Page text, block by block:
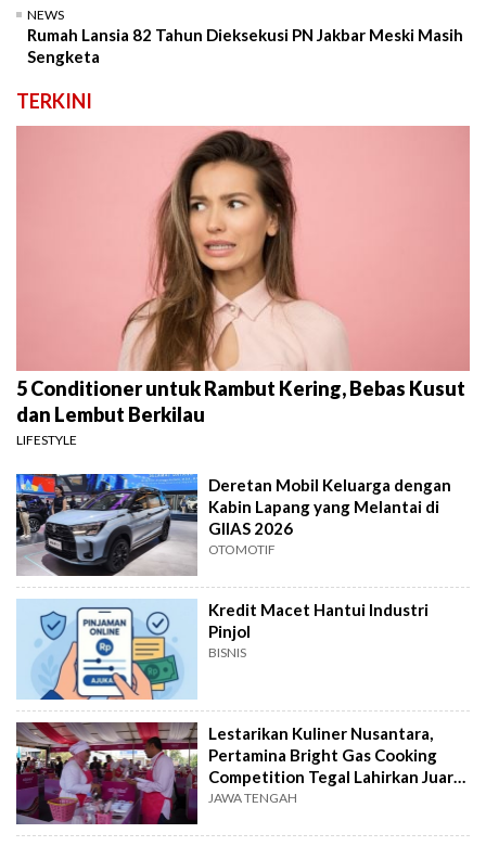
NEWS
Rumah Lansia 82 Tahun Dieksekusi PN Jakbar Meski Masih
Sengketa
TERKINI
5 Conditioner untuk Rambut Kering, Bebas Kusut
dan Lembut Berkilau
LIFESTYLE
Deretan Mobil Keluarga dengan
Kabin Lapang yang Melantai di
GIIAS 2026
OTOMOTIF
Kredit Macet Hantui Industri
Pinjol
BISNIS
Lestarikan Kuliner Nusantara,
Pertamina Bright Gas Cooking
Competition Tegal Lahirkan Juara
Baru
JAWA TENGAH